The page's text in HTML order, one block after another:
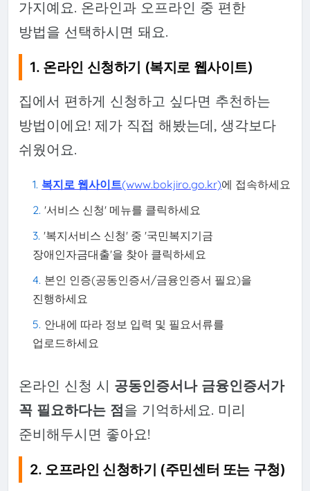
가지예요. 온라인과 오프라인 중 편한
방법을 선택하시면 돼요.
1. 온라인 신청하기 (복지로 웹사이트)
집에서 편하게 신청하고 싶다면 추천하는
방법이에요! 제가 직접 해봤는데, 생각보다
쉬웠어요.
복지로 웹사이트(www.bokjiro.go.kr)에 접속하세요
'서비스 신청' 메뉴를 클릭하세요
'복지서비스 신청' 중 '국민복지기금
장애인자금대출'을 찾아 클릭하세요
본인 인증(공동인증서/금융인증서 필요)을
진행하세요
안내에 따라 정보 입력 및 필요서류를
업로드하세요
온라인 신청 시 공동인증서나 금융인증서가
꼭 필요하다는 점을 기억하세요. 미리
준비해두시면 좋아요!
2. 오프라인 신청하기 (주민센터 또는 구청)